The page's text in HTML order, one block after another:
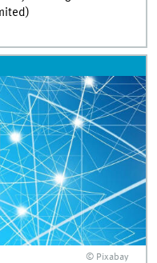
© Pixabay